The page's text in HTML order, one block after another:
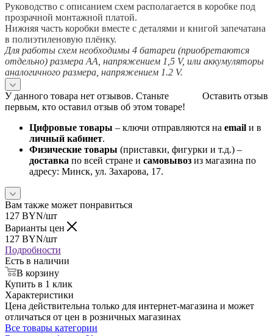
Руководство с описанием схем располагается в коробке под
прозрачной монтажной платой.
Нижняя часть коробки вместе с деталями и книгой запечатана
в полиэтиленовую плёнку.
Для работы схем необходимы 4 батареи (приобретаются
отдельно) размера АА, напряжением 1,5 V, или аккумуляторы
аналогичного размера, напряжением 1.2 V.
Оставить отзыв
У данного товара нет отзывов. Станьте
первым, кто оставил отзыв об этом товаре!
Цифровые товары – ключи отправляются на email и в
личный кабинет.
Физические товары (приставки, фигурки и т.д.) –
доставка по всей стране и самовывоз из магазина по
адресу: Минск, ул. Захарова, 17.
Вам также может понравиться
127 BYN/шт
Варианты цен
127 BYN/шт
Подробности
Есть в наличии
В корзину
Купить в 1 клик
Характеристики
Цена действительна только для интернет-магазина и может
отличаться от цен в розничных магазинах
Все товары категории